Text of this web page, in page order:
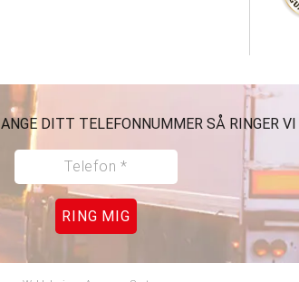
ANGE DITT TELEFONNUMMER SÅ RINGER
RING MIG